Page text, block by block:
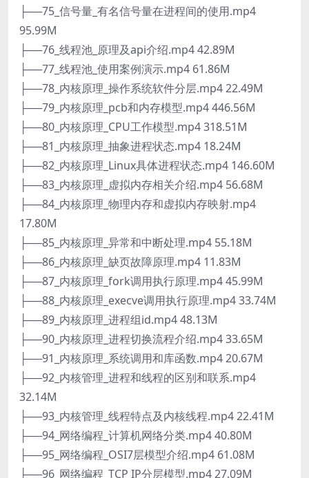
├──75_信号量_有名信号量在进程间的使用.mp4
95.99M
├──76_线程池_原理及api介绍.mp4 42.89M
├──77_线程池_使用案例演示.mp4 61.86M
├──78_内核原理_操作系统软件分层.mp4 22.49M
├──79_内核原理_pcb和内存模型.mp4 446.56M
├──80_内核原理_CPU工作模型.mp4 318.51M
├──81_内核原理_抽象进程状态.mp4 18.24M
├──82_内核原理_Linux具体进程状态.mp4 146.60M
├──83_内核原理_虚拟内存相关介绍.mp4 56.68M
├──84_内核原理_物理内存和虚拟内存映射.mp4
17.80M
├──85_内核原理_异常和中断处理.mp4 55.18M
├──86_内核原理_缺页故障原理.mp4 11.83M
├──87_内核原理_fork调用执行原理.mp4 45.99M
├──88_内核原理_execve调用执行原理.mp4 33.74M
├──89_内核原理_进程组id.mp4 48.13M
├──90_内核原理_进程切换流程介绍.mp4 33.65M
├──91_内核原理_系统调用和库函数.mp4 20.67M
├──92_内核管理_进程和线程的区别和联系.mp4
32.14M
├──93_内核管理_线程特点及内核线程.mp4 22.41M
├──94_网络编程_计算机网络分类.mp4 40.80M
├──95_网络编程_OSI7层模型介绍.mp4 61.08M
├──96_网络编程_TCP IP分层模型.mp4 27.09M